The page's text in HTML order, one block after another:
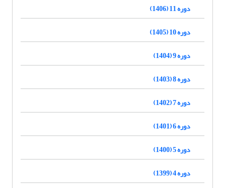
دوره 11 (1406)
دوره 10 (1405)
دوره 9 (1404)
دوره 8 (1403)
دوره 7 (1402)
دوره 6 (1401)
دوره 5 (1400)
دوره 4 (1399)